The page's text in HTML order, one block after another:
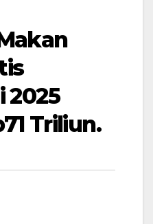
2025
Triliun.